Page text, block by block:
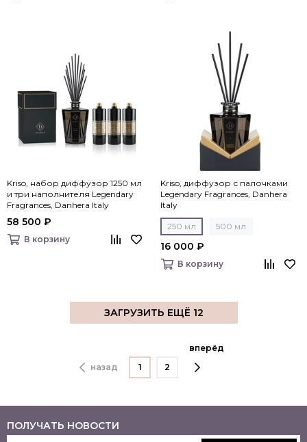
Kriso, набор диффузор 1250 мл
и три наполнителя Legendary
Fragrances, Danhera Italy
58 500 ₽
В корзину
Kriso, диффузор с палочками
Legendary Fragrances, Danhera
Italy
250 мл 500 мл
16 000 ₽
В корзину
ЗАГРУЗИТЬ ЕЩЁ 12
назад 1 2
вперёд
ПОЛУЧАТЬ НОВОСТИ